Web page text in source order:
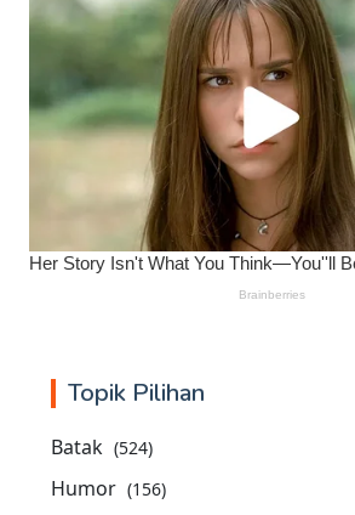
Topik Pilihan
Batak (524)
Humor (156)